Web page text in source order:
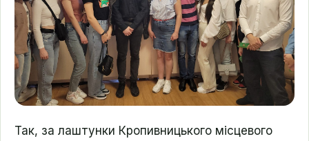
Так, за лаштунки Кропивницького місцевого